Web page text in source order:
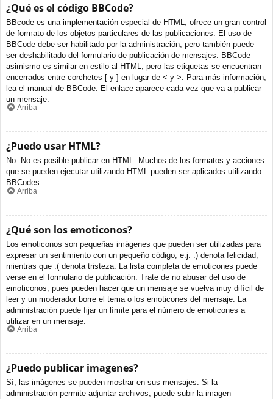
¿Qué es el código BBCode?
BBcode es una implementación especial de HTML, ofrece un gran control
de formato de los objetos particulares de las publicaciones. El uso de
BBCode debe ser habilitado por la administración, pero también puede
ser deshabilitado del formulario de publicación de mensajes. BBCode
asimismo es similar en estilo al HTML, pero las etiquetas se encuentran
encerrados entre corchetes [ y ] en lugar de < y >. Para más información,
lea el manual de BBCode. El enlace aparece cada vez que va a publicar
un mensaje.
Arriba
¿Puedo usar HTML?
No. No es posible publicar en HTML. Muchos de los formatos y acciones
que se pueden ejecutar utilizando HTML pueden ser aplicados utilizando
BBCodes.
Arriba
¿Qué son los emoticonos?
Los emoticonos son pequeñas imágenes que pueden ser utilizadas para
expresar un sentimiento con un pequeño código, e.j. :) denota felicidad,
mientras que :( denota tristeza. La lista completa de emoticones puede
verse en el formulario de publicación. Trate de no abusar del uso de
emoticonos, pues pueden hacer que un mensaje se vuelva muy difícil de
leer y un moderador borre el tema o los emoticones del mensaje. La
administración puede fijar un límite para el número de emoticones a
utilizar en un mensaje.
Arriba
¿Puedo publicar imagenes?
Sí, las imágenes se pueden mostrar en sus mensajes. Si la
administración permite adjuntar archivos, puede subir la imagen